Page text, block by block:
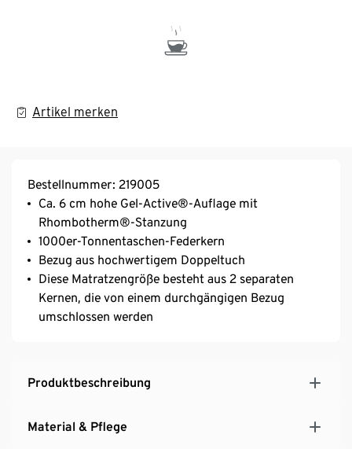
Artikel merken
Bestellnummer: 219005
Ca. 6 cm hohe Gel-Active®-Auflage mit
Rhombotherm®-Stanzung
1000er-Tonnentaschen-Federkern
Bezug aus hochwertigem Doppeltuch
Diese Matratzengröße besteht aus 2 separaten
Kernen, die von einem durchgängigen Bezug
umschlossen werden
Produktbeschreibung
Material & Pflege